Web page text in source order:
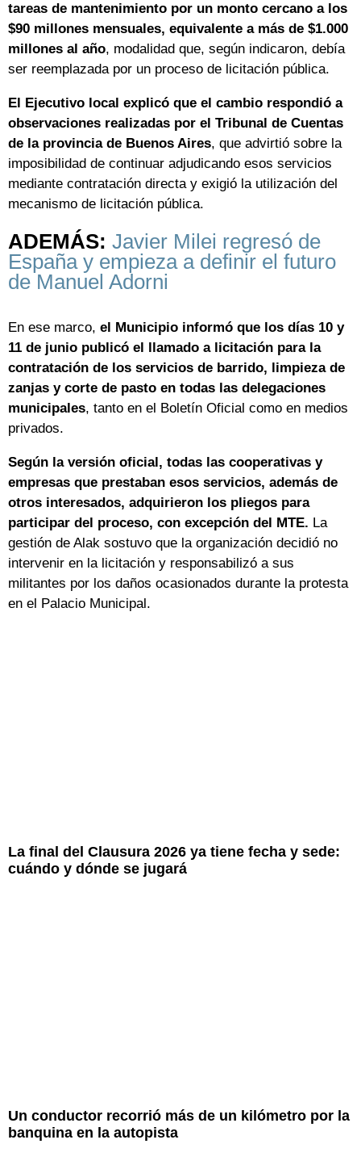
tareas de mantenimiento por un monto cercano a los
$90 millones mensuales, equivalente a más de $1.000
millones al año, modalidad que, según indicaron, debía
ser reemplazada por un proceso de licitación pública.
El Ejecutivo local explicó que el cambio respondió a
observaciones realizadas por el Tribunal de Cuentas
de la provincia de Buenos Aires, que advirtió sobre la
imposibilidad de continuar adjudicando esos servicios
mediante contratación directa y exigió la utilización del
mecanismo de licitación pública.
ADEMÁS: Javier Milei regresó de
España y empieza a definir el futuro
de Manuel Adorni
En ese marco, el Municipio informó que los días 10 y
11 de junio publicó el llamado a licitación para la
contratación de los servicios de barrido, limpieza de
zanjas y corte de pasto en todas las delegaciones
municipales, tanto en el Boletín Oficial como en medios
privados.
Según la versión oficial, todas las cooperativas y
empresas que prestaban esos servicios, además de
otros interesados, adquirieron los pliegos para
participar del proceso, con excepción del MTE. La
gestión de Alak sostuvo que la organización decidió no
intervenir en la licitación y responsabilizó a sus
militantes por los daños ocasionados durante la protesta
en el Palacio Municipal.
La final del Clausura 2026 ya tiene fecha y sede:
cuándo y dónde se jugará
Un conductor recorrió más de un kilómetro por la
banquina en la autopista